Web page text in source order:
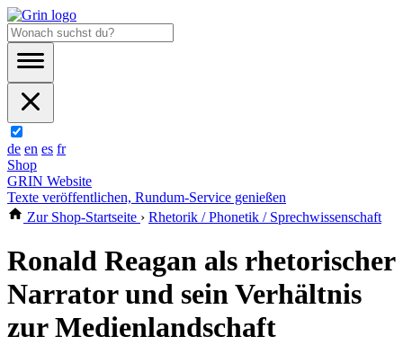
de en es fr
Shop
GRIN Website
Texte veröffentlichen, Rundum-Service genießen
Zur Shop-Startseite › Rhetorik / Phonetik / Sprechwissenschaft
Ronald Reagan als rhetorischer
Narrator und sein Verhältnis
zur Medienlandschaft